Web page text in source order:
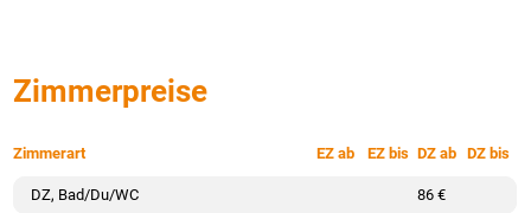
Zimmerpreise
Zimmerart EZ ab EZ bis DZ ab DZ bis
DZ, Bad/Du/WC 86 €